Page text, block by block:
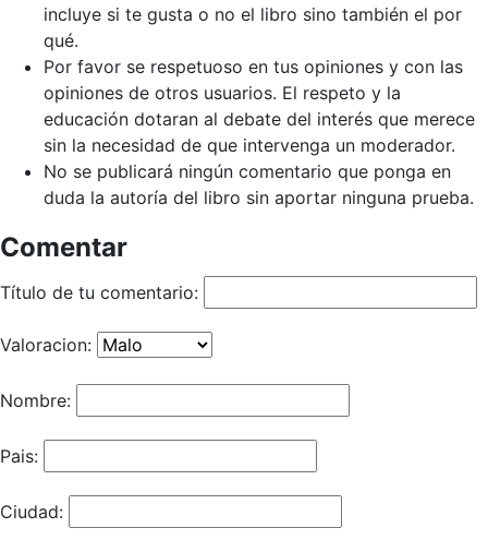
incluye si te gusta o no el libro sino también el por
qué.
Por favor se respetuoso en tus opiniones y con las
opiniones de otros usuarios. El respeto y la
educación dotaran al debate del interés que merece
sin la necesidad de que intervenga un moderador.
No se publicará ningún comentario que ponga en
duda la autoría del libro sin aportar ninguna prueba.
Comentar
Título de tu comentario:
Valoracion:
Nombre:
Pais:
Ciudad: